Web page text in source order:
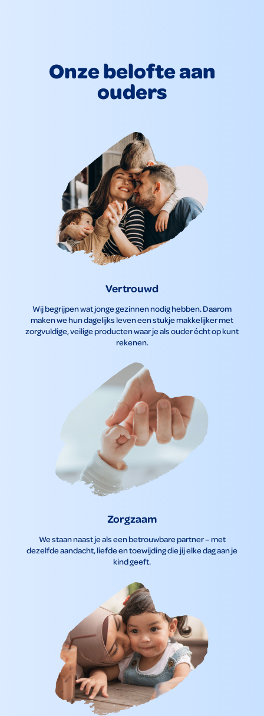
Onze belofte aan
ouders
Vertrouwd
Wij begrijpen wat jonge gezinnen nodig hebben. Daarom
maken we hun dagelijks leven een stukje makkelijker met
zorgvuldige, veilige producten waar je als ouder écht op kunt
rekenen.
Zorgzaam
We staan naast je als een betrouwbare partner – met
dezelfde aandacht, liefde en toewijding die jij elke dag aan je
kind geeft.